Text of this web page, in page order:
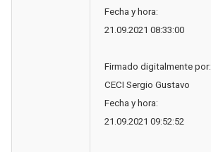
Fecha y hora:
21.09.2021 08:33:00
Firmado digitalmente por:
CECI Sergio Gustavo
Fecha y hora:
21.09.2021 09:52:52